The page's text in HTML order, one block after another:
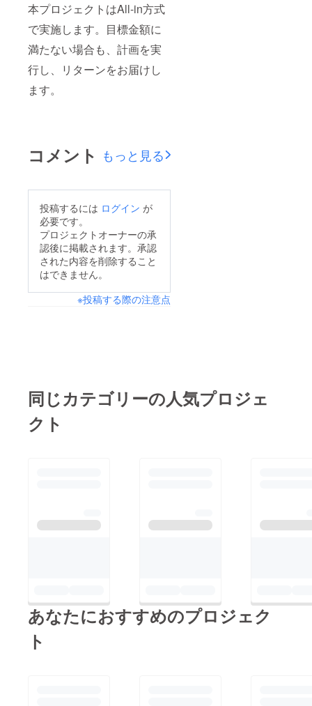
本プロジェクトはAll-in方式
で実施します。目標金額に
満たない場合も、計画を実
行し、リターンをお届けし
ます。
コメント もっと見る
投稿するには ログイン が
必要です。
プロジェクトオーナーの承
認後に掲載されます。承認
された内容を削除すること
はできません。
※投稿する際の注意点
同じカテゴリーの人気プロジェ
クト
あなたにおすすめのプロジェク
ト